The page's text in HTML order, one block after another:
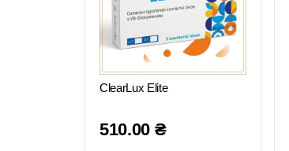
ШВИДКИЙ
ClearLux Elite
510.00 ₴